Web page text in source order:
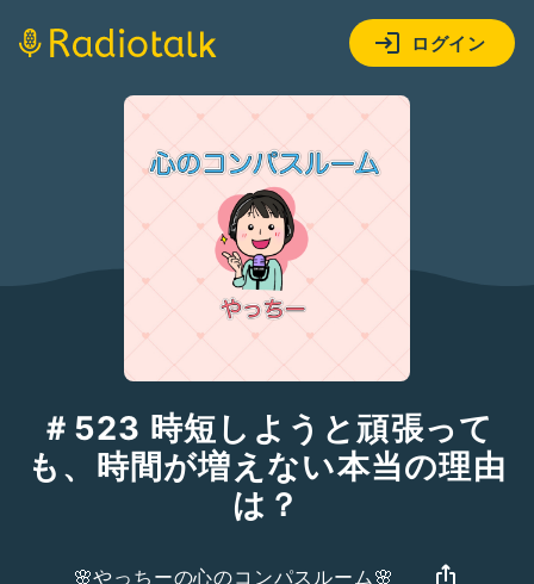
ログイン
＃523 時短しようと頑張って
も、時間が増えない本当の理由
は？
🌸やっちーの心のコンパスルーム🌸